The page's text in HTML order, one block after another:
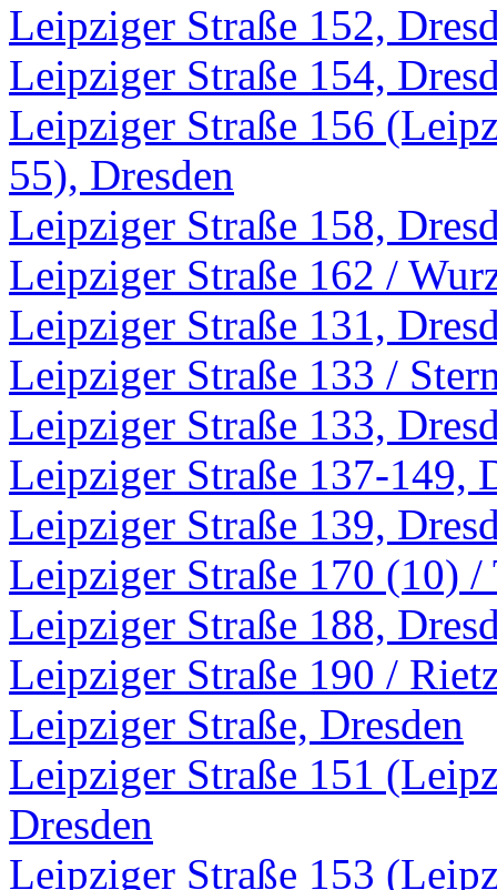
Leipziger Straße 152,
Leipziger Straße 154,
Leipziger Straße 156
55), Dresden
Leipziger Straße 158,
Leipziger Straße 162 /
Leipziger Straße 131,
Leipziger Straße 133 /
Leipziger Straße 133,
Leipziger Straße 137-149,
Leipziger Straße 139,
Leipziger Straße 170 (10) /
Leipziger Straße 188,
Leipziger Straße 190 /
Leipziger Straße, Dresden
Leipziger Straße 151
Dresden
Leipziger Straße 153